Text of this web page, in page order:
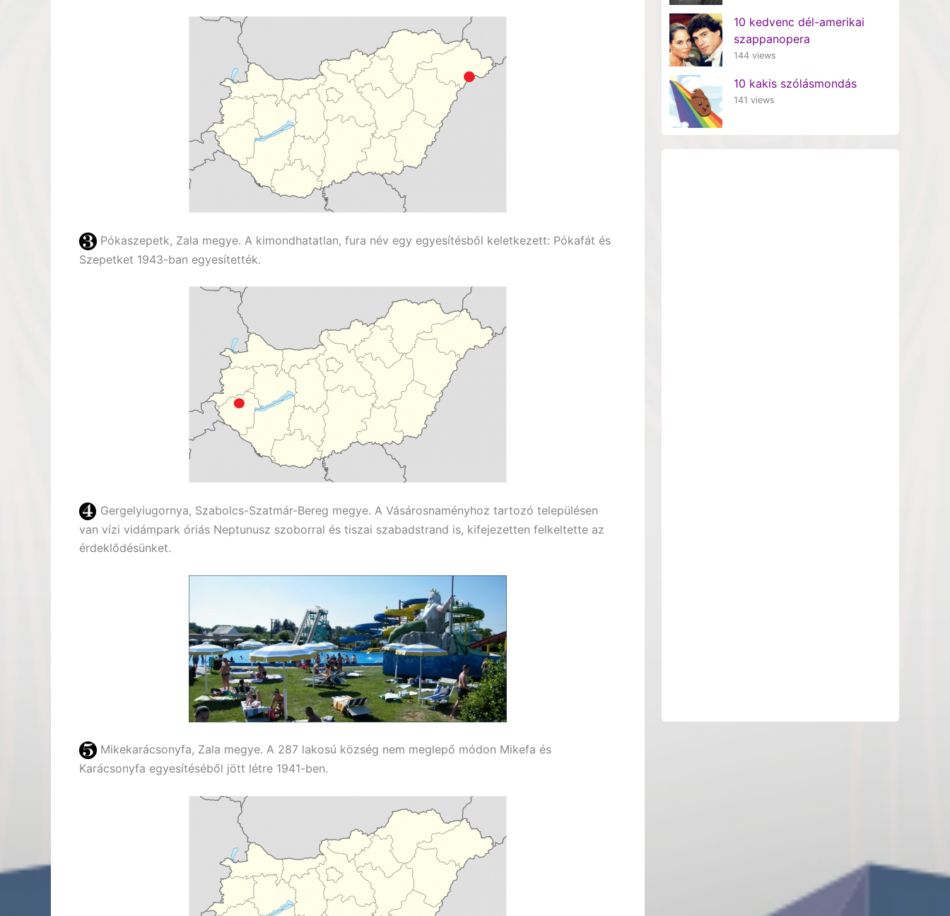
Pókaszepetk, Zala megye. A kimondhatatlan, fura név egy egyesítésből keletkezett: Pókafát és
Szepetket 1943-ban egyesítették.
Gergelyiugornya, Szabolcs-Szatmár-Bereg megye. A Vásárosnaményhoz tartozó településen
van vízi vidámpark óriás Neptunusz szoborral és tiszai szabadstrand is, kifejezetten felkeltette az
érdeklődésünket.
Mikekarácsonyfa, Zala megye. A 287 lakosú község nem meglepő módon Mikefa és
Karácsonyfa egyesítéséből jött létre 1941-ben.
10 kedvenc dél-amerikai
szappanopera
144 views
10 kakis szólásmondás
141 views